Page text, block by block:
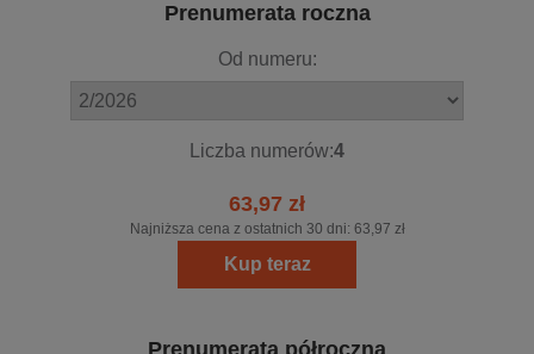
Prenumerata roczna
Od numeru:
Liczba numerów:4
63,97 zł
Najniższa cena z ostatnich 30 dni: 63,97 zł
Kup teraz